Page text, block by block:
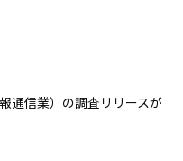
通信業）の調査リリースが